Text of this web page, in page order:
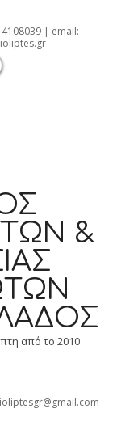
| email:
&
από το 2010